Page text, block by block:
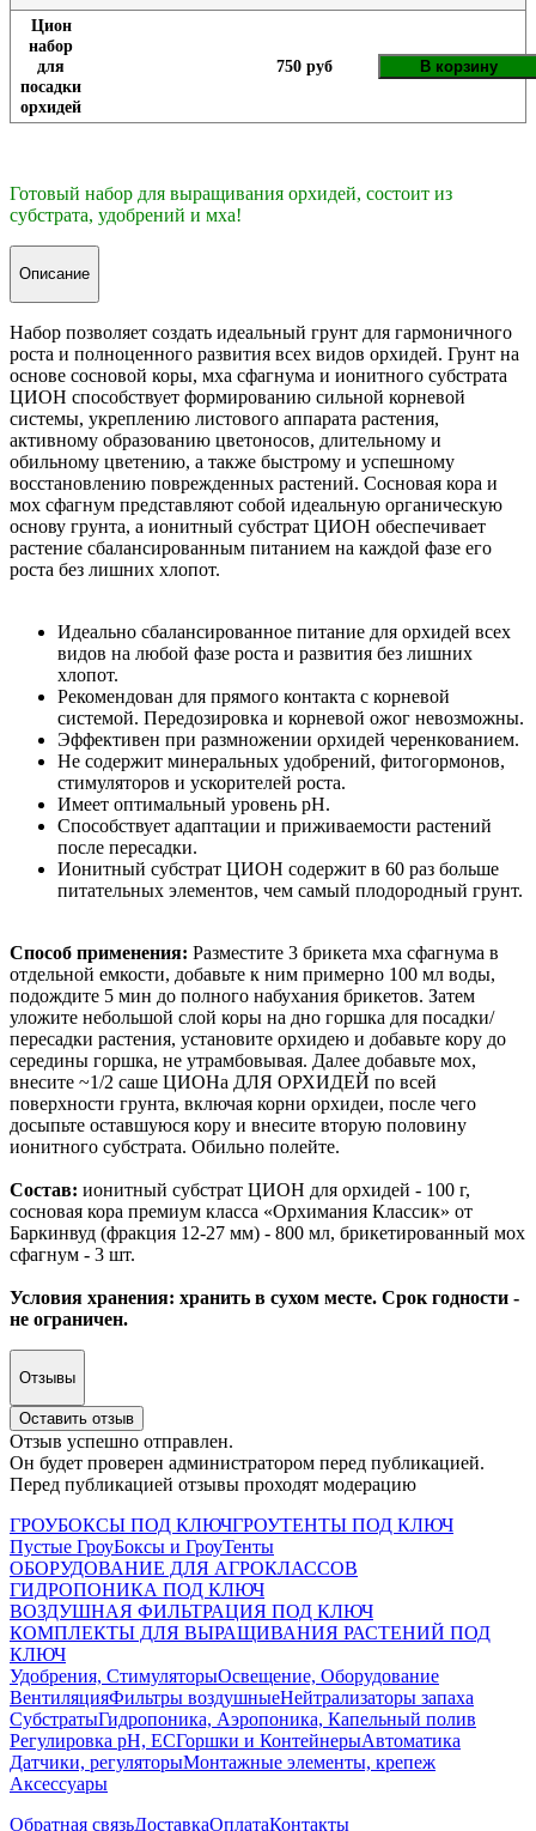
Цион
набор
для
посадки
орхидей
750 руб В корзину
Готовый набор для выращивания орхидей, состоит из
субстрата, удобрений и мха!
Описание
Набор позволяет создать идеальный грунт для гармоничного
роста и полноценного развития всех видов орхидей. Грунт на
основе сосновой коры, мха сфагнума и ионитного субстрата
ЦИОН способствует формированию сильной корневой
системы, укреплению листового аппарата растения,
активному образованию цветоносов, длительному и
обильному цветению, а также быстрому и успешному
восстановлению поврежденных растений. Сосновая кора и
мох сфагнум представляют собой идеальную органическую
основу грунта, а ионитный субстрат ЦИОН обеспечивает
растение сбалансированным питанием на каждой фазе его
роста без лишних хлопот.
Идеально сбалансированное питание для орхидей всех
видов на любой фазе роста и развития без лишних
хлопот.
Рекомендован для прямого контакта с корневой
системой. Передозировка и корневой ожог невозможны.
Эффективен при размножении орхидей черенкованием.
Не содержит минеральных удобрений, фитогормонов,
стимуляторов и ускорителей роста.
Имеет оптимальный уровень pH.
Способствует адаптации и приживаемости растений
после пересадки.
Ионитный субстрат ЦИОН содержит в 60 раз больше
питательных элементов, чем самый плодородный грунт.
Способ применения: Разместите 3 брикета мха сфагнума в
отдельной емкости, добавьте к ним примерно 100 мл воды,
подождите 5 мин до полного набухания брикетов. Затем
уложите небольшой слой коры на дно горшка для посадки/
пересадки растения, установите орхидею и добавьте кору до
середины горшка, не утрамбовывая. Далее добавьте мох,
внесите ~1/2 саше ЦИОНа ДЛЯ ОРХИДЕЙ по всей
поверхности грунта, включая корни орхидеи, после чего
досыпьте оставшуюся кору и внесите вторую половину
ионитного субстрата. Обильно полейте.
Состав: ионитный субстрат ЦИОН для орхидей - 100 г,
сосновая кора премиум класса «Орхимания Классик» от
Баркинвуд (фракция 12-27 мм) - 800 мл, брикетированный мох
сфагнум - 3 шт.
Условия хранения: хранить в сухом месте. Срок годности -
не ограничен.
Отзывы
Оставить отзыв
Отзыв успешно отправлен.
Он будет проверен администратором перед публикацией.
Перед публикацией отзывы проходят модерацию
ГРОУБОКСЫ ПОД КЛЮЧГРОУТЕНТЫ ПОД КЛЮЧ
Пустые ГроуБоксы и ГроуТенты
ОБОРУДОВАНИЕ ДЛЯ АГРОКЛАССОВ
ГИДРОПОНИКА ПОД КЛЮЧ
ВОЗДУШНАЯ ФИЛЬТРАЦИЯ ПОД КЛЮЧ
КОМПЛЕКТЫ ДЛЯ ВЫРАЩИВАНИЯ РАСТЕНИЙ ПОД
КЛЮЧ
Удобрения, СтимуляторыОсвещение, Оборудование
ВентиляцияФильтры воздушныеНейтрализаторы запаха
СубстратыГидропоника, Аэропоника, Капельный полив
Регулировка pH, ECГоршки и КонтейнерыАвтоматика
Датчики, регуляторыМонтажные элементы, крепеж
Аксессуары
Обратная связьДоставкаОплатаКонтакты